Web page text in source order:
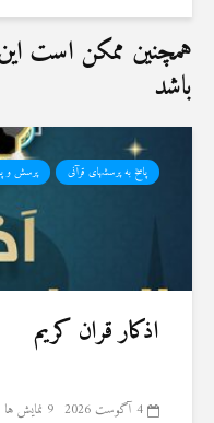
همچنین ممکن است این
باشد
پاسخ به پرسشهای قرآنی پرسش و
اذکار قران کریم
4 آگوست 2026 9 نمایش ها